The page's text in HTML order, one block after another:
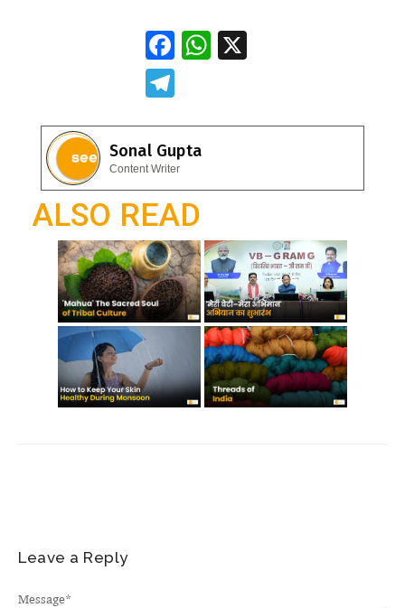
F
b
o
o
k
W
s
p
e
gr
a
m
Sonal Gupta
Content Writer
ALSO READ
Leave a Reply
Message*